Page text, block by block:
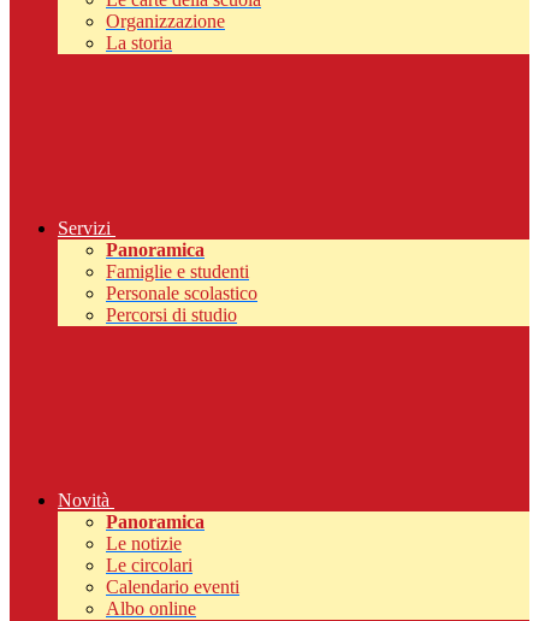
Organizzazione
La storia
Servizi
Panoramica
Famiglie e studenti
Personale scolastico
Percorsi di studio
Novità
Panoramica
Le notizie
Le circolari
Calendario eventi
Albo online